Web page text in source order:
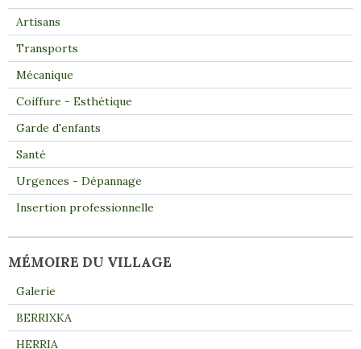
Artisans
Transports
Mécanique
Coiffure - Esthétique
Garde d'enfants
Santé
Urgences - Dépannage
Insertion professionnelle
MÉMOIRE DU VILLAGE
Galerie
BERRIXKA
HERRIA